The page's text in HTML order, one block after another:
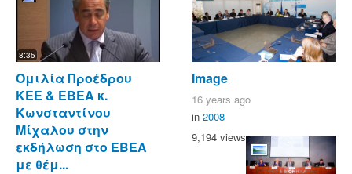
8:35
Ομιλία Προέδρου
ΚΕΕ & ΕΒΕΑ κ.
Κωνσταντίνου
Μίχαλου στην
εκδήλωση στο ΕΒΕΑ
με θέμ...
Image
16 years ago
in 2008
9,194 views